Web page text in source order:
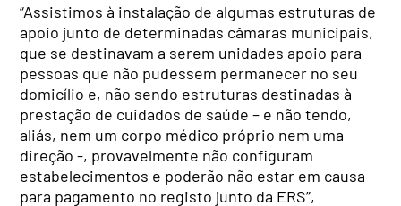
“Assistimos à instalação de algumas estruturas de
apoio junto de determinadas câmaras municipais,
que se destinavam a serem unidades apoio para
pessoas que não pudessem permanecer no seu
domicílio e, não sendo estruturas destinadas à
prestação de cuidados de saúde – e não tendo,
aliás, nem um corpo médico próprio nem uma
direção -, provavelmente não configuram
estabelecimentos e poderão não estar em causa
para pagamento no registo junto da ERS”,